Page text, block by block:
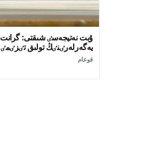
ۇبت نەتيجەسٸ شىقتى: گرانت
يەگەرلەرٸنٸڭ تولىق تٸزٸمٸ
قوعام